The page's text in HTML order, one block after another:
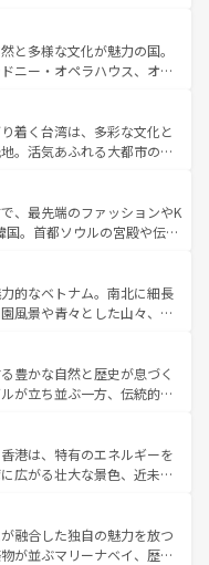
楽と美食が融合した独特の
の各地域で異なる魅力を楽
な歴史を感じることができ
アメリカ
てほしい。
番の観光地といえばオアフ
らマウイ島やカウアイ島が
に輝く海をはじめ、豊かな
々を迎えてくれるハワイの
やハワイアンミュージッ
すべてがハワイの魅力を彩
情報
しい。
と多様な文化が魅力の国。
ニー・オペラハウス、オー
えるウルル（エアーズロッ
林やケアンズの熱帯雨林な
、カフェやワイン、オージ
ており、サーフィンやダイ
トドア好きにはたまらな
力を存分に味わいつくそ
着く台湾は、多彩な文化と
。活気あふれる大都市の台
台湾東部など、都市の喧騒
、訪れる人に新しい発見と
、奥深い台湾の食文化も魅
ど、バラエティ豊かな料理
の台湾情報は コンテンツ一覧を参
、最先端のファッションやK
。首都ソウルの宮殿や伝統
々の自然美を楽しむことが
、絶品のストリートフード
っている。夜には、韓国な
多彩な魅力を心ゆくまで味
。 なお、新着の韓国情報はコンテンツ一
的なベトナム。南北に細長
風景や青々とした山々、世
。ハノイの古い町並みやホ
の建物も、独特の雰囲気を
ティの豊かさとおいしさで
トナムコーヒーなどは、ぜ
を訪れてもあたたかい人々
きっと忘れられない旅にな
豊かな自然と歴史が息づく
が立ち並ぶ一方、伝統的な
はチェンマイなどの山岳地
プーケットやクラビの美し
むことができる。タイ料理
どの季節にも異なる楽しみ
イの人々、仏教を中心とし
が、訪れる旅人を魅了し続
港は、特有のエネルギーを
広がる壮大な景色、近未来
ず。観光スポットが密集し
れるのも魅力。息をのむよ
、香港を存分に楽しみ尽く
融合した独自の魅力を放つ
が並ぶマリーナベイ、歴史